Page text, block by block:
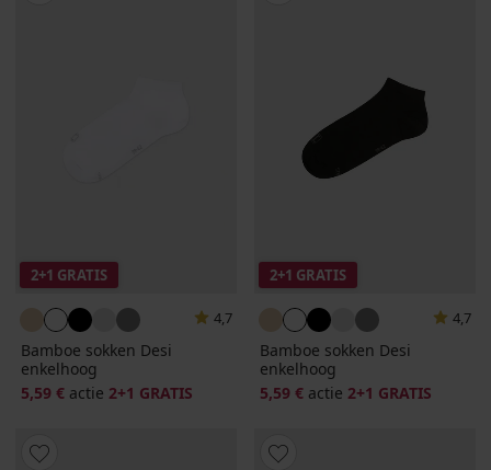
2+1 GRATIS
4,7
Bamboe sokken Desi
enkelhoog
5,59 € actie 2+1 GRATIS
2+1 GRATIS
4,7
Bamboe sokken Desi
enkelhoog
5,59 € actie 2+1 GRATIS